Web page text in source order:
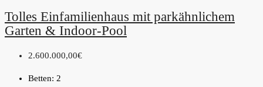
Tolles Einfamilienhaus mit parkähnlichem
Garten & Indoor-Pool
2.600.000,00€
Betten: 2